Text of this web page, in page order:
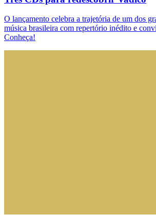
O lançamento celebra a trajetória de um dos
música brasileira com repertório inédito e
Conheça!